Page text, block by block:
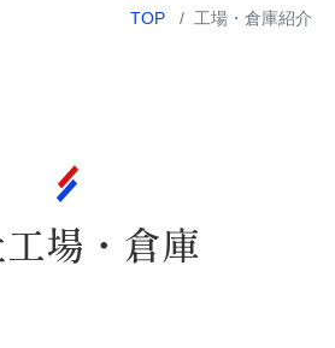
TOP 工場・倉庫紹介
場・倉庫